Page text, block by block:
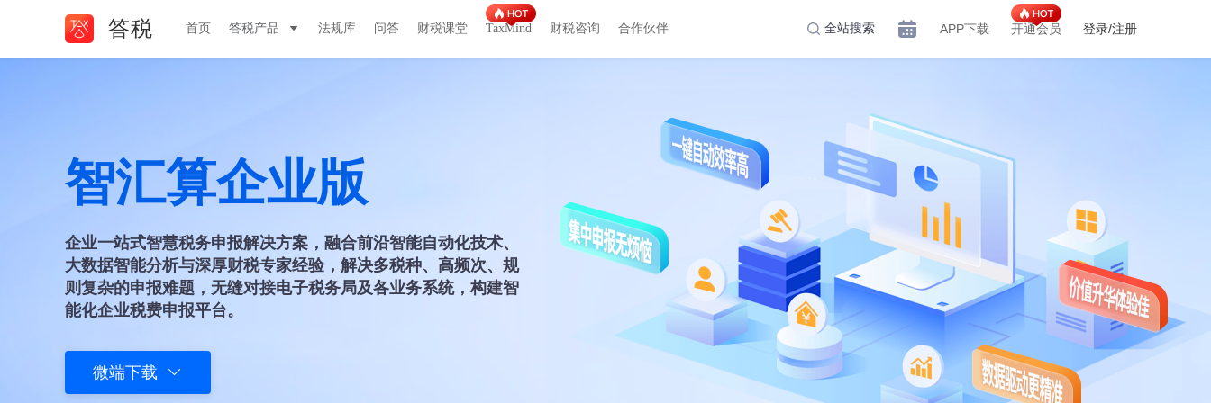
答税 首页 答税产品 法规库 问答 财税课堂 TaxMind 财税咨询 合作伙伴 全站搜索 APP下载 开通会员 登录/注册
智汇算企业版
企业一站式智慧税务申报解决方案，融合前沿智能自动化技术、
大数据智能分析与深厚财税专家经验，解决多税种、高频次、规
则复杂的申报难题，无缝对接电子税务局及各业务系统，构建智
能化企业税费申报平台。
微端下载